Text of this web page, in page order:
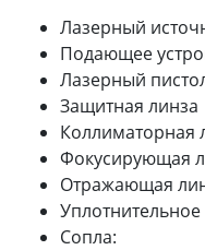
Лазерный
Подающее
Лазерный
Защитная линза
Коллиматорная
Фокусирующая
Отражающая
Сопла: